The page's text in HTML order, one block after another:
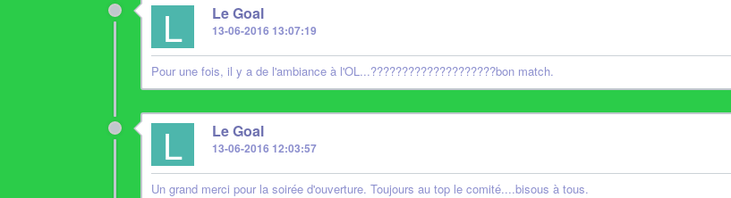
L Le Goal
13-06-2016 13:07:19
Pour une fois, il y a de l'ambiance à l'OL...????????????????????bon match.
L Le Goal
13-06-2016 12:03:57
Un grand merci pour la soirée d'ouverture. Toujours au top le comité....bisous à tous.